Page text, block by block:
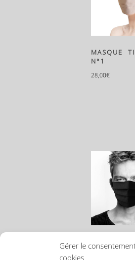
Gérer le
cookies
MASQUE
N°1
28,00€
MASQUE
EU